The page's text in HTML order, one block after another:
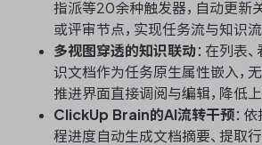
指派等20余种触发器，自动更新
或评审节点，实现任务流与知识流
多视图穿透的知识联动 ：在列表
识文档作为任务原生属性嵌入，
推进界面直接调阅与编辑，降低
ClickUp Brain的AI流转干预：
程进度自动生成文档摘要、提取